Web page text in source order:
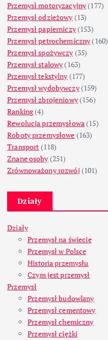
Przemysł motoryzacyjny (177)
Przemysł odzieżowy (13)
Przemysł papierniczy(153)
Przemysł petrochemiczny (160)
Przemysł spożywczy (35)
Przemysł stalowy (163)
Przemysł tekstylny (177)
Przemysł wydobywczy(159)
Przemysł zbrojeniowy(156)
Ranking(4)
Rewolucja przemysłowa (15)
Roboty przemysłowe (163)
Transport (118)
Znane osoby (251)
Zrównoważony rozwój (101)
Działy
Działy
Przemysł na świecie
Przemysł w Polsce
Historia przemysłu
Czym jest przemysł
Przemysł
Przemysł budowlany
Przemysł cementowy
Przemysł chemiczny
Przemysł ciężki